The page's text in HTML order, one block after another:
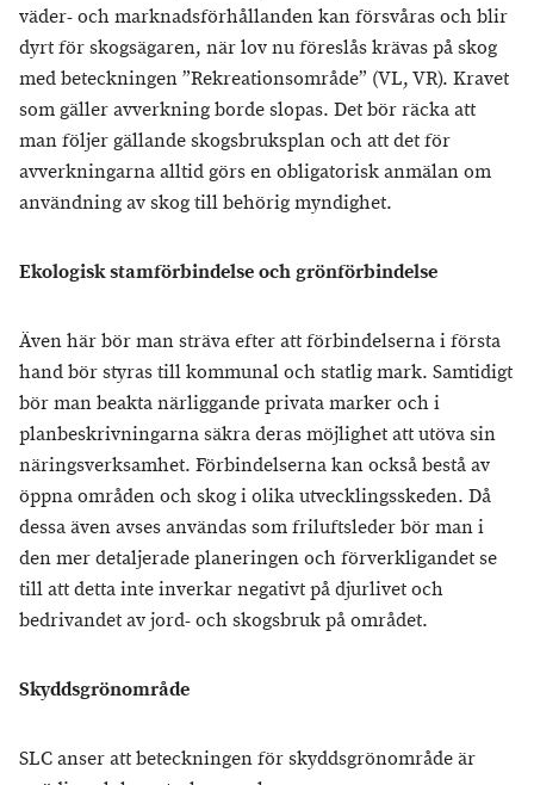
väder- och marknadsförhållanden kan försvåras och blir
dyrt för skogsägaren, när lov nu föreslås krävas på skog
med beteckningen ”Rekreationsområde” (VL, VR). Kravet
som gäller avverkning borde slopas. Det bör räcka att
man följer gällande skogsbruksplan och att det för
avverkningarna alltid görs en obligatorisk anmälan om
användning av skog till behörig myndighet.
Ekologisk stamförbindelse och grönförbindelse
Även här bör man sträva efter att förbindelserna i första
hand bör styras till kommunal och statlig mark. Samtidigt
bör man beakta närliggande privata marker och i
planbeskrivningarna säkra deras möjlighet att utöva sin
näringsverksamhet. Förbindelserna kan också bestå av
öppna områden och skog i olika utvecklingsskeden. Då
dessa även avses användas som friluftsleder bör man i
den mer detaljerade planeringen och förverkligandet se
till att detta inte inverkar negativt på djurlivet och
bedrivandet av jord- och skogsbruk på området.
Skyddsgrönområde
SLC anser att beteckningen för skyddsgrönområde är